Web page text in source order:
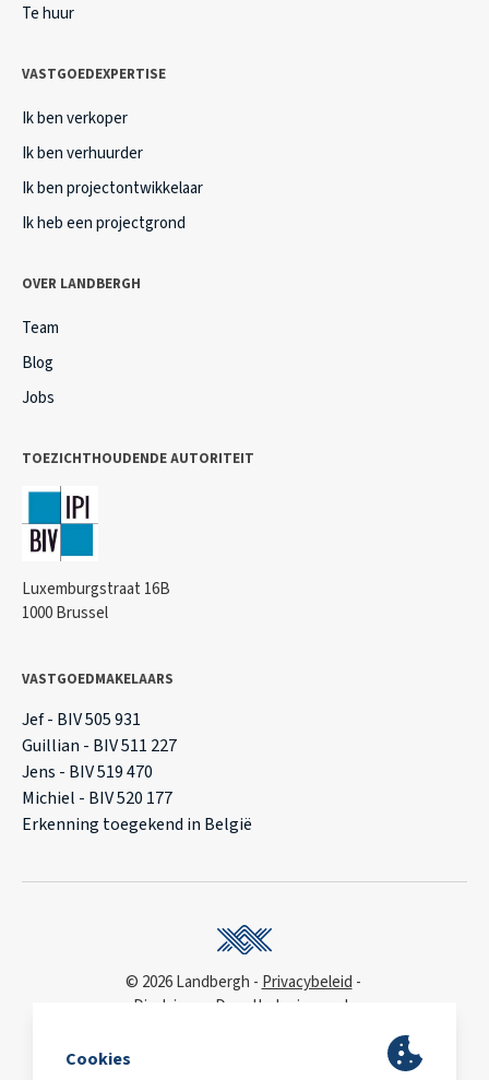
Te huur
VASTGOEDEXPERTISE
Ik ben verkoper
Ik ben verhuurder
Ik ben projectontwikkelaar
Ik heb een projectgrond
OVER LANDBERGH
Team
Blog
Jobs
TOEZICHTHOUDENDE AUTORITEIT
Luxemburgstraat 16B
1000 Brussel
VASTGOEDMAKELAARS
Jef - BIV 505 931
Guillian - BIV 511 227
Jens - BIV 519 470
Michiel - BIV 520 177
Erkenning toegekend in België
© 2026 Landbergh Privacybeleid
Disclaimer
Deonthologie van de
toegankelijkheidsverklaring